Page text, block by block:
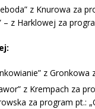
z Knurowa za
– z Harklowej za
z Gronkowa
z Krempach za
za program pt.: